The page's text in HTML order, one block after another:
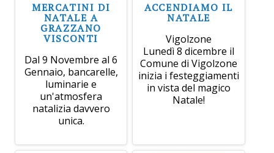
MERCATINI DI
NATALE A
GRAZZANO
VISCONTI
Dal 9 Novembre al 6
Gennaio, bancarelle,
luminarie e
un'atmosfera
natalizia davvero
unica.
ACCENDIAMO IL
NATALE
Vigolzone
Lunedì 8 dicembre il
Comune di Vigolzone
inizia i festeggiamenti
in vista del magico
Natale!